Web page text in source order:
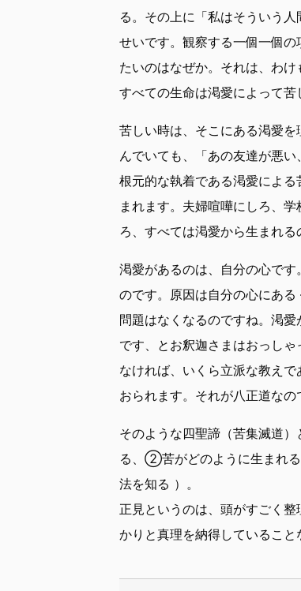
る。その上に「私はそういう
せいです。観察する一個一個
たいのはなぜか。それは、わ
すべての生命は渇愛によって苦
苦しい時は、そこにある渇愛
んでいても、「あの友達が悪
根元的な執着である渇愛によ
まれます。夫婦喧嘩にしろ、
ろ、すべては渇愛から生まれる
渇愛があるのは、自分の心で
のです。原因は自分の心にあ
問題はなくなるのですね。渇
です、とお釈迦さまはおっし
なければ、いくら立派な教え
おられます。それが八正道なの
そのような四聖諦（苦集滅道
る、②苦がどのように生まれ
法を知る ）。
正見というのは、頭がすごく
かりと真理を納得していること